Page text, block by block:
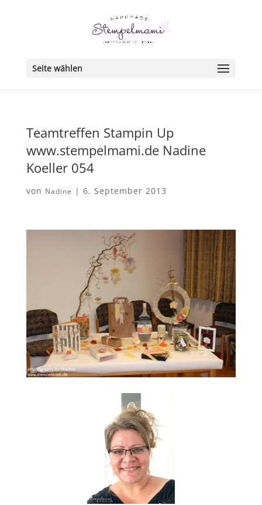
Seite wählen
Teamtreffen Stampin Up
www.stempelmami.de Nadine
Koeller 054
von Nadine | 6. September 2013